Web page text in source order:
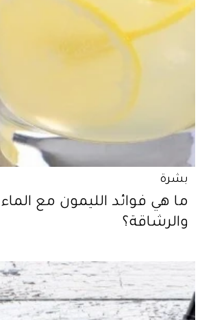
بشرة
ما هي فوائد الليمون مع
والرشاقة؟